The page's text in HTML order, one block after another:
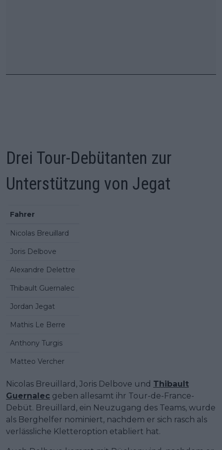
Drei Tour-Debütanten zur
Unterstützung von Jegat
Fahrer
Nicolas Breuillard
Joris Delbove
Alexandre Delettre
Thibault Guernalec
Jordan Jegat
Mathis Le Berre
Anthony Turgis
Matteo Vercher
Nicolas Breuillard, Joris Delbove und Thibault
Guernalec geben allesamt ihr Tour-de-France-
Debüt. Breuillard, ein Neuzugang des Teams, wurde
als Berghelfer nominiert, nachdem er sich rasch als
verlässliche Kletteroption etabliert hat.